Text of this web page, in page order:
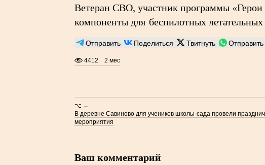
Ветеран СВО, участник программы
компоненты для беспилотных
Отправить Поделиться Твитнуть Отправить
4412 2 мес
⌥ ←
В деревне Савиново для учеников школы-сада провели
мероприятия
Ваш комментарий